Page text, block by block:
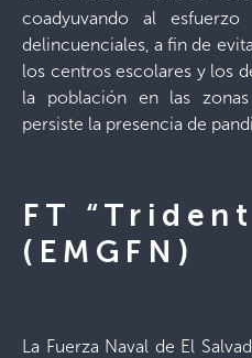
coadyuvando al
delincuenciales, a fin de
los centros escolares y los
la población en las
persiste la presencia de
FT
(EMGFN)
La Fuerza Naval de El